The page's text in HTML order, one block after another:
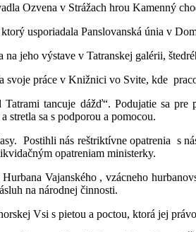
Ozvena v Strážach hrou Kamenný
usporiadala Panslovanská únia v
jeho výstave v Tatranskej galérii,
práce v Knižnici vo Svite, kde
tancuje dážď“. Podujatie sa
sa s podporou a pomocou.
Postihli nás reštriktívne opatrenia s
opatreniam ministerky.
Vajanského , vzácneho
na národnej činnosti.
Vsi s pietou a poctou, ktorá jej